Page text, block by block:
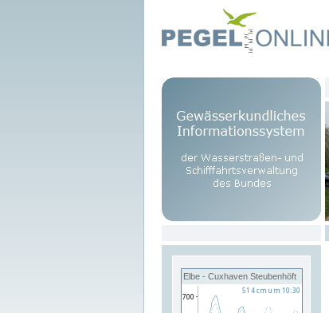
Elbe - Cuxhaven Steubenhöft